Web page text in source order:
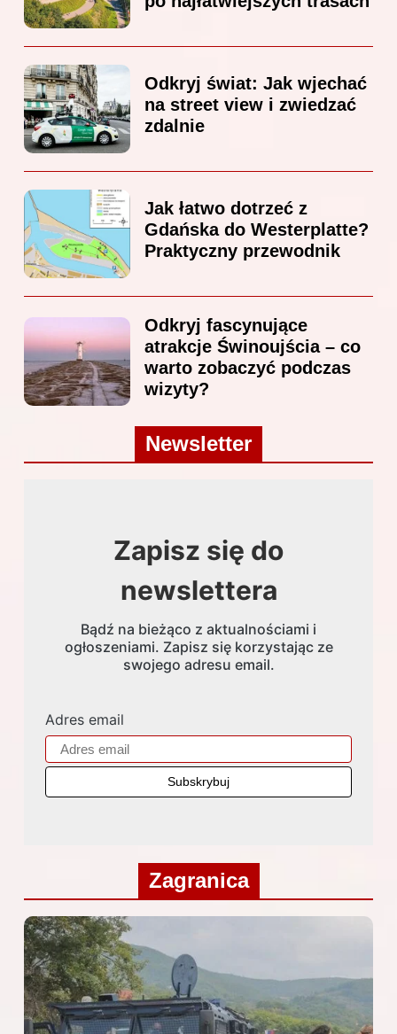
Odkryj świat: Jak wjechać
na street view i zwiedzać
zdalnie
Jak łatwo dotrzeć z
Gdańska do Westerplatte?
Praktyczny przewodnik
Odkryj fascynujące
atrakcje Świnoujścia – co
warto zobaczyć podczas
wizyty?
Newsletter
Zapisz się do
newslettera
Bądź na bieżąco z aktualnościami i
ogłoszeniami. Zapisz się korzystając ze
swojego adresu email.
Adres email
Zagranica